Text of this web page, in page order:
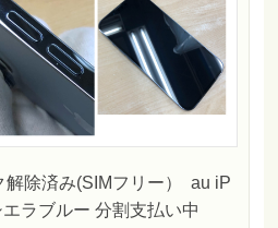
解除済み(SIMフリー） au iP
ラブルー 分割支払い中